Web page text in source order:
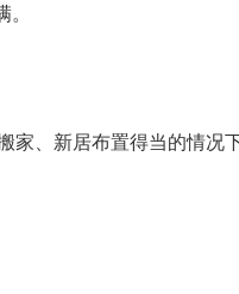
家、新居布置得当的情况